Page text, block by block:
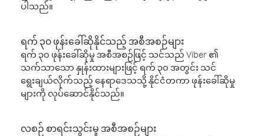
ပါသည်။
ရက် ၃၀ ဖုန်းခေါ်ဆိုနိုင်သည့် အစီအစဉ်များ
ရက် ၃၀ ဖုန်းခေါ်ဆိုမှု အစီအစဉ်ဖြင့် သင်သည် Viber ၏
သက်သာသော နှုန်းထားများဖြင့် ရက် ၃၀ အတွင်း သင်
ရွေးချယ်လိုက်သည့် နေရာဒေသသို့ နိုင်ငံတကာ ဖုန်းခေါ်ဆိုမှု
များကို လုပ်ဆောင်နိုင်သည်။
လစဉ် စာရင်းသွင်းမှု အစီအစဉ်များ